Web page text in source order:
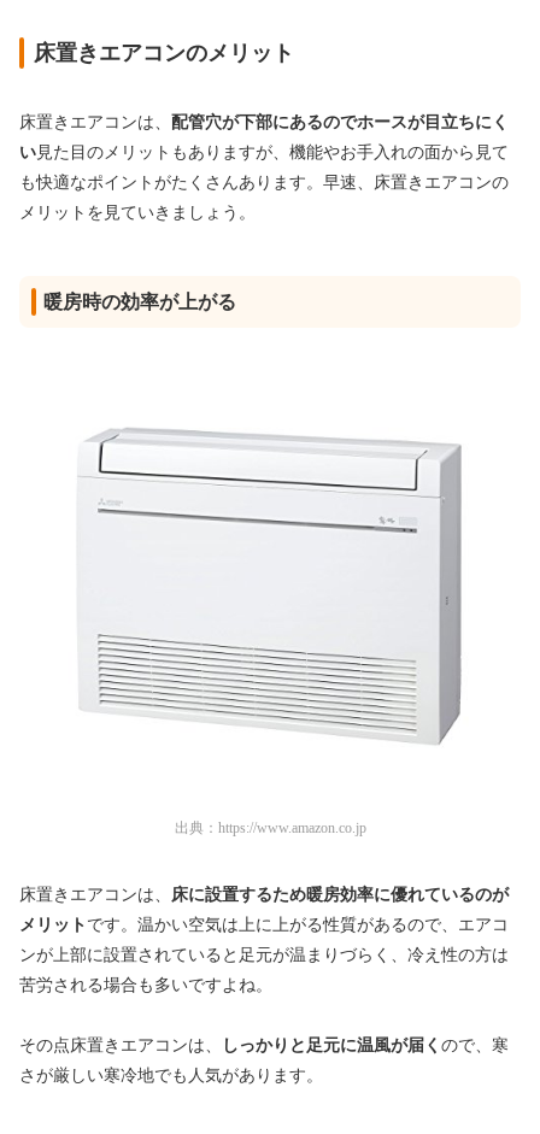
床置きエアコンのメリット
床置きエアコンは、 配管穴が下部にあるのでホースが目立ちにく
い 見た目のメリットもありますが、機能やお手入れの面から見て
も快適なポイントがたくさんあります。早速、床置きエアコンの
メリットを見ていきましょう。
暖房時の効率が上がる
出典： https://www.amazon.co.jp
床置きエアコンは、 床に設置するため暖房効率に優れているのが
メリット です。温かい空気は上に上がる性質があるので、エアコ
ンが上部に設置されていると足元が温まりづらく、冷え性の方は
苦労される場合も多いですよね。
その点床置きエアコンは、 しっかりと足元に温風が届く ので、寒
さが厳しい寒冷地でも人気があります。